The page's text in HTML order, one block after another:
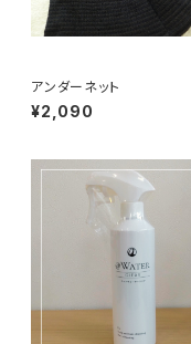
アンダーネット
¥2,090